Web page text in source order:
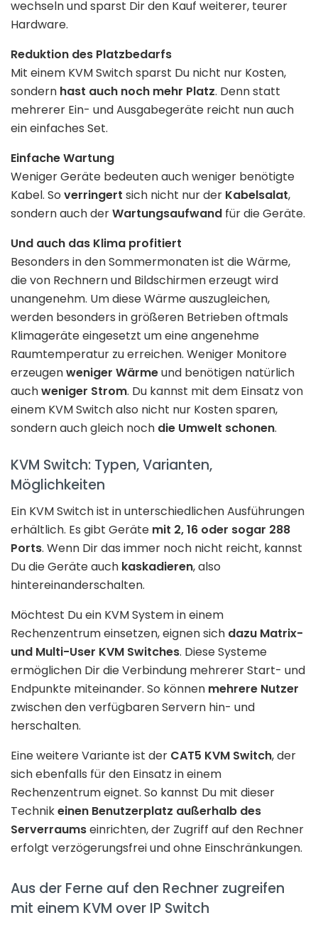
wechseln und sparst Dir den Kauf weiterer, teurer
Hardware.
Reduktion des Platzbedarfs
Mit einem KVM Switch sparst Du nicht nur Kosten,
sondern hast auch noch mehr Platz. Denn statt
mehrerer Ein- und Ausgabegeräte reicht nun auch
ein einfaches Set.
Einfache Wartung
Weniger Geräte bedeuten auch weniger benötigte
Kabel. So verringert sich nicht nur der Kabelsalat,
sondern auch derWartungsaufwand für die Geräte.
Und auch das Klima profitiert
Besonders in den Sommermonaten ist die Wärme,
die von Rechnern und Bildschirmen erzeugt wird
unangenehm. Um diese Wärme auszugleichen,
werden besonders in größeren Betrieben oftmals
Klimageräte eingesetzt um eine angenehme
Raumtemperatur zu erreichen. Weniger Monitore
erzeugenweniger Wärmeund benötigen natürlich
auchweniger Strom. Du kannst mit dem Einsatz von
einem KVM Switch also nicht nur Kosten sparen,
sondern auch gleich noch die Umwelt schonen.
KVM Switch: Typen, Varianten,
Möglichkeiten
Ein KVM Switch ist in unterschiedlichen Ausführungen
erhältlich. Es gibt Geräte mit 2, 16 oder sogar 288
Ports. Wenn Dir das immer noch nicht reicht, kannst
Du die Geräte auch kaskadieren, also
hintereinanderschalten.
Möchtest Du ein KVM System in einem
Rechenzentrum einsetzen, eignen sich dazu Matrix-
und Multi-User KVM Switches. Diese Systeme
ermöglichen Dir die Verbindung mehrerer Start- und
Endpunkte miteinander. So können mehrere Nutzer
zwischen den verfügbaren Servern hin- und
herschalten.
Eine weitere Variante ist der CAT5 KVM Switch, der
sich ebenfalls für den Einsatz in einem
Rechenzentrum eignet. So kannst Du mit dieser
Technikeinen Benutzerplatz außerhalb des
Serverraumseinrichten, der Zugriff auf den Rechner
erfolgt verzögerungsfrei und ohne Einschränkungen.
Aus der Ferne auf den Rechner zugreifen
mit einem KVM over IP Switch